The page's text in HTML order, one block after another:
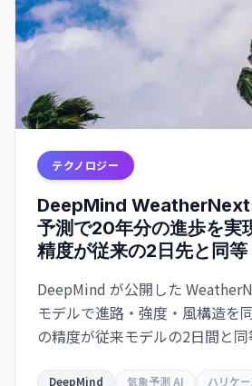
テクノロジー
DeepMind WeatherNext
予測で20年分の進歩を
精度が従来の2日先と同等
DeepMind が公開した
モデルで進路・強度・風構造を
の精度が従来モデルの2日間と
DeepMind 気象予測 AI
ハリケ